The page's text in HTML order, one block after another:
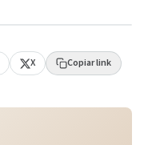
X Copiar link